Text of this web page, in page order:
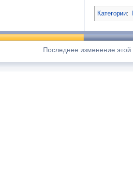
Категории:
Последнее изменение